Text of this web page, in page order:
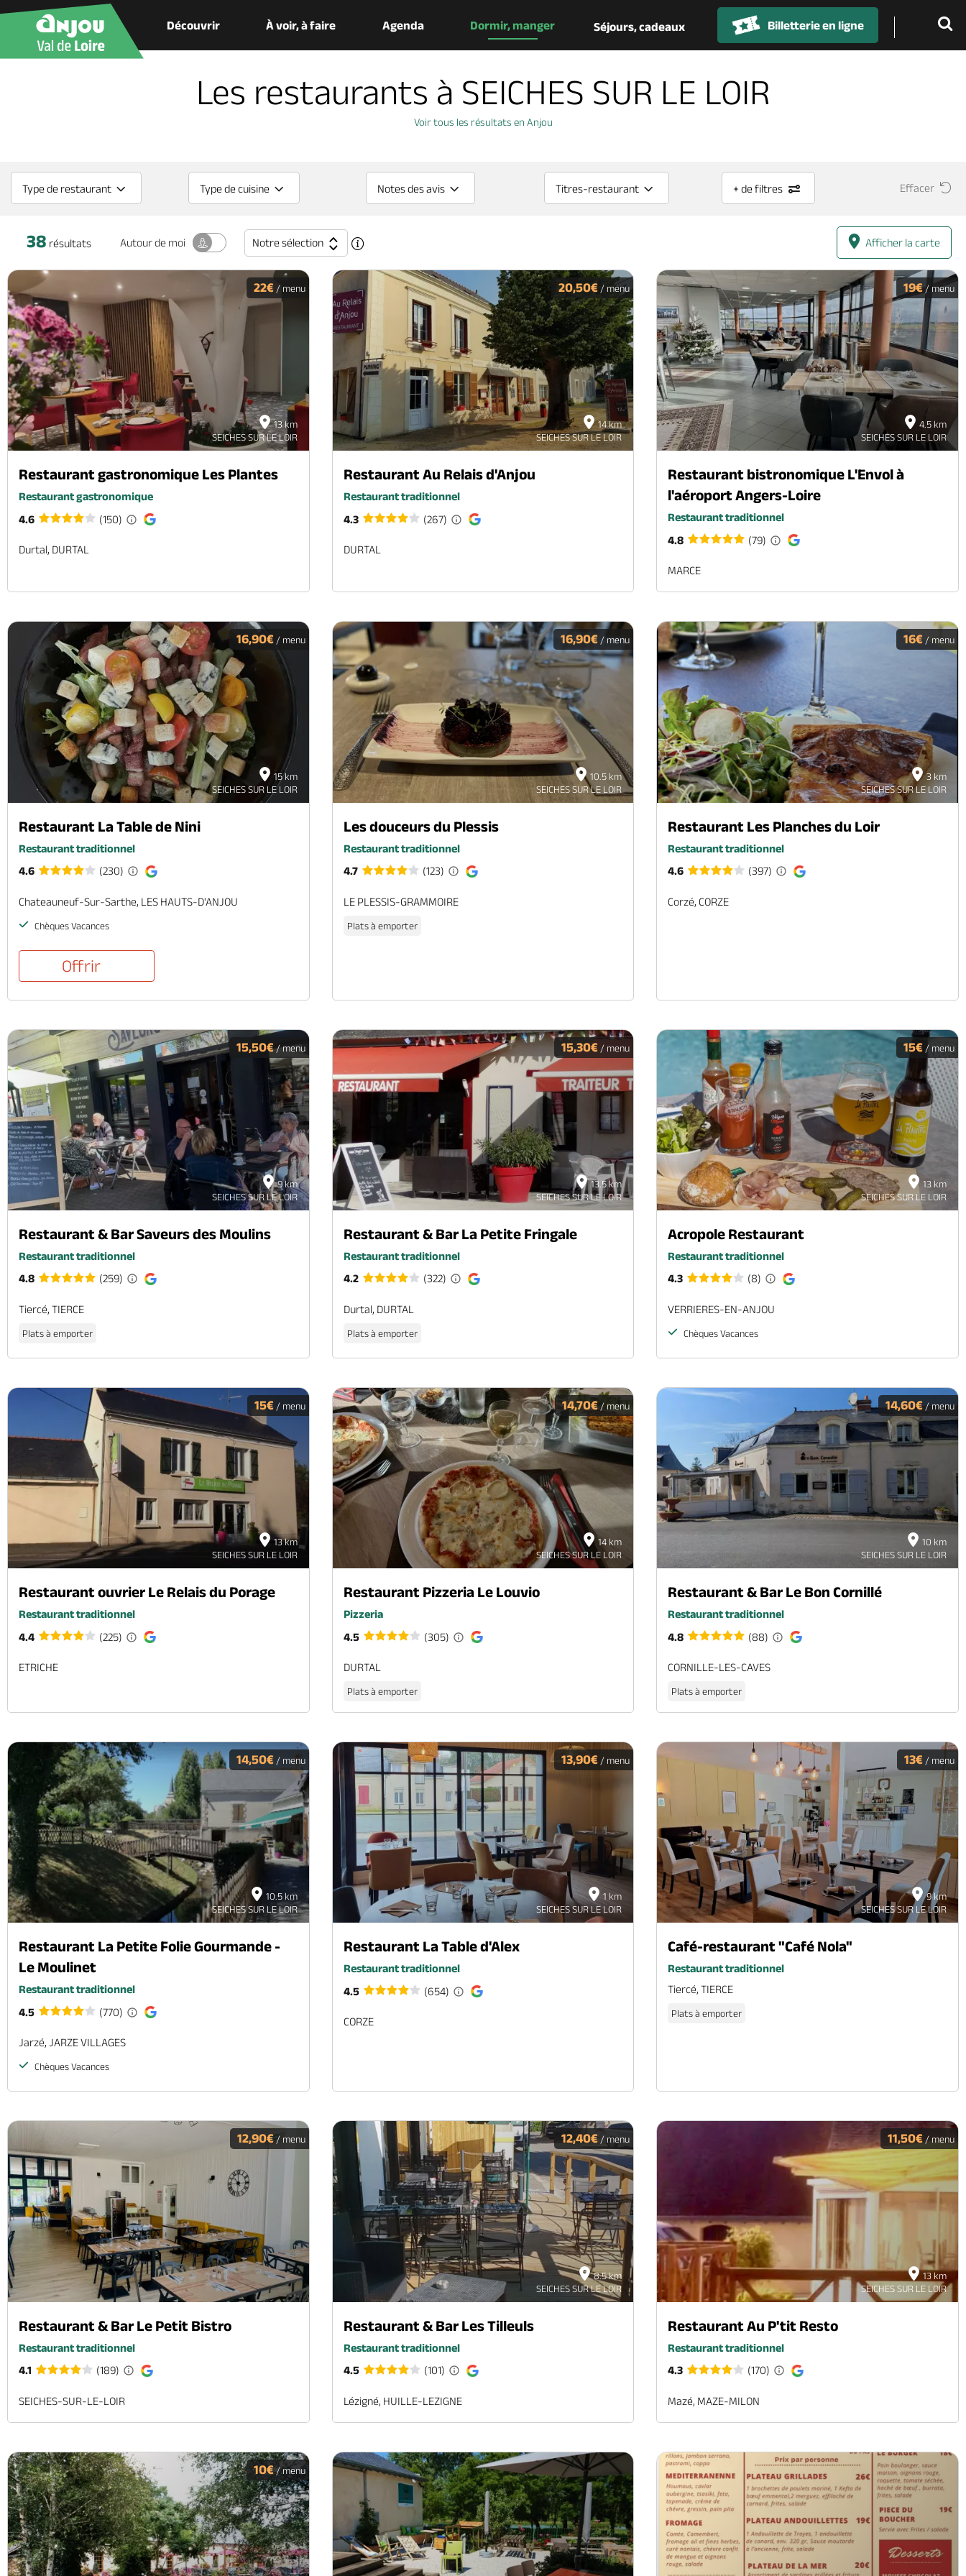
Découvrir À voir, à faire Agenda Dormir, manger Séjours, cadeaux Billetterie en ligne
Les restaurants à SEICHES SUR LE LOIR
Voir tous les résultats en Anjou
Type de restaurant Type de cuisine Notes des avis Titres-restaurant + de filtres Effacer
38 résultats Autourde moi Notre sélection Afficher la carte
13 km
SEICHES SUR LE LOIR
22€/ menu
Restaurant gastronomique Les Plantes
Restaurant gastronomique
4.6
(150)
Durtal, DURTAL
14 km
SEICHES SUR LE LOIR
20,50€ / menu
Restaurant Au Relais d'Anjou
Restaurant traditionnel
4.3
(267)
DURTAL
4.5 km
SEICHES SUR LE LOIR
19€/ menu
Restaurant bistronomique L'Envol à
l'aéroport Angers-Loire
Restaurant traditionnel
4.8
(79)
MARCE
15 km
SEICHES SUR LE LOIR
16,90€/ menu
Restaurant La Table de Nini
Restaurant traditionnel
4.6
(230)
Chateauneuf-Sur-Sarthe, LES HAUTS-D'ANJOU
Chèques Vacances
Offrir
10.5 km
SEICHES SUR LE LOIR
16,90€ / menu
Les douceurs du Plessis
Restaurant traditionnel
4.7
(123)
LE PLESSIS-GRAMMOIRE
Plats à emporter
3 km
SEICHES SUR LE LOIR
16€/ menu
Restaurant Les Planches du Loir
Restaurant traditionnel
4.6
(397)
Corzé, CORZE
9 km
SEICHES SUR LE LOIR
15,50€/ menu
Restaurant & Bar Saveurs des Moulins
Restaurant traditionnel
4.8
(259)
Tiercé, TIERCE
Plats à emporter
13.5 km
SEICHES SUR LE LOIR
15,30€ / menu
Restaurant & Bar La Petite Fringale
Restaurant traditionnel
4.2
(322)
Durtal, DURTAL
Plats à emporter
13 km
SEICHES SUR LE LOIR
15€/ menu
Acropole Restaurant
Restaurant traditionnel
4.3
(8)
VERRIERES-EN-ANJOU
Chèques Vacances
13 km
SEICHES SUR LE LOIR
15€/ menu
Restaurant ouvrier Le Relais du Porage
Restaurant traditionnel
4.4
(225)
ETRICHE
14 km
SEICHES SUR LE LOIR
14,70€ / menu
Restaurant Pizzeria Le Louvio
Pizzeria
4.5
(305)
DURTAL
Plats à emporter
10 km
SEICHES SUR LE LOIR
14,60€/ menu
Restaurant & Bar Le Bon Cornillé
Restaurant traditionnel
4.8
(88)
CORNILLE-LES-CAVES
Plats à emporter
10.5 km
SEICHES SUR LE LOIR
14,50€/ menu
Restaurant La Petite Folie Gourmande -
Le Moulinet
Restaurant traditionnel
4.5
(770)
Jarzé, JARZE VILLAGES
Chèques Vacances
1 km
SEICHES SUR LE LOIR
13,90€ / menu
Restaurant La Table d'Alex
Restaurant traditionnel
4.5
(654)
CORZE
9 km
SEICHES SUR LE LOIR
13€/ menu
Café-restaurant "Café Nola"
Restaurant traditionnel
Tiercé, TIERCE
Plats à emporter
12,90€/ menu
Restaurant & Bar Le Petit Bistro
Restaurant traditionnel
4.1
(189)
SEICHES-SUR-LE-LOIR
8.5 km
SEICHES SUR LE LOIR
12,40€ / menu
Restaurant & Bar Les Tilleuls
Restaurant traditionnel
4.5
(101)
Lézigné, HUILLE-LEZIGNE
13 km
SEICHES SUR LE LOIR
11,50€/ menu
Restaurant Au P'tit Resto
Restaurant traditionnel
4.3
(170)
Mazé, MAZE-MILON
10€/ menu